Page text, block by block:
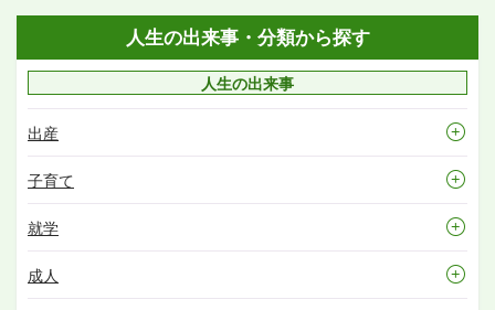
人生の出来事・分類から探す
人生の出来事
出産
子育て
就学
成人